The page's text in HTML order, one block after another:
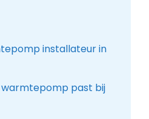
installateur in
past bij